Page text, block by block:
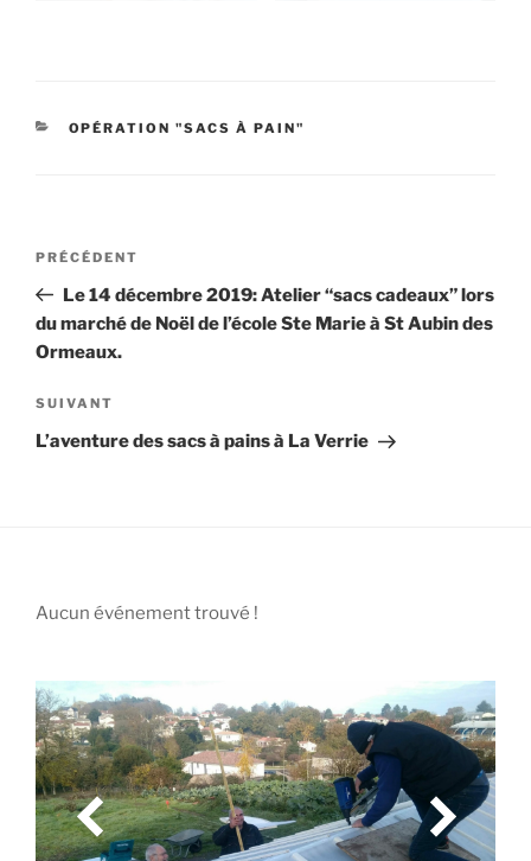
CATÉGORIES
OPÉRATION "SACS À PAIN"
Navigation
l’article
Article
précédent
PRÉCÉDENT
Le 14 décembre 2019: Atelier “sacs cadeaux” lors
du marché de Noël de l’école Ste Marie à St Aubin des
Ormeaux.
Article
suivant
SUIVANT
L’aventure des sacs à pains à La Verrie
Aucun événement trouvé !